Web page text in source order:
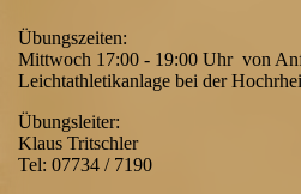
Übungszeiten:
Mittwoch 17:00 - 19:00 Uhr von
Leichtathletikanlage bei der
Übungsleiter:
Klaus Tritschler
Tel: 07734 / 7190